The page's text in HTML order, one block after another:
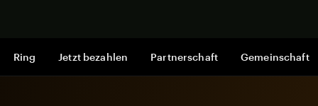
Ring Jetzt bezahlen Partnerschaft Gemeinschaft